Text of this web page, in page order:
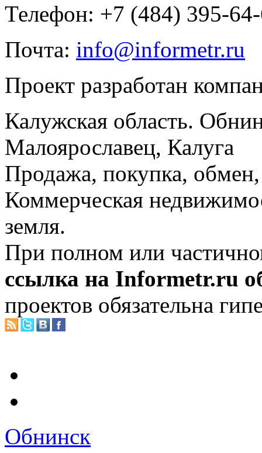
Телефон: +7 (484) 395-
Почта: info@informetr.ru
Проект разработан
Калужская область.
Малоярославец, Калуга
Продажа, покупка, обмен,
Коммерческая
земля.
При полном или
ссылка на Informetr.ru
проектов обязательна
Обнинск